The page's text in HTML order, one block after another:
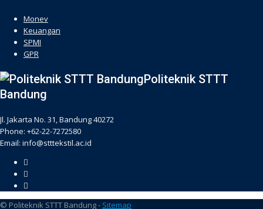
Monev
Keuangan
SPMI
GPR
Politeknik STTT
Bandung
Jl. Jakarta No. 31, Bandung 40272
Phone: +62-22-7272580
Email: info@stttekstil.ac.id
© Politeknik STTT Bandung - Sitemap